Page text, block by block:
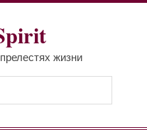
жизни